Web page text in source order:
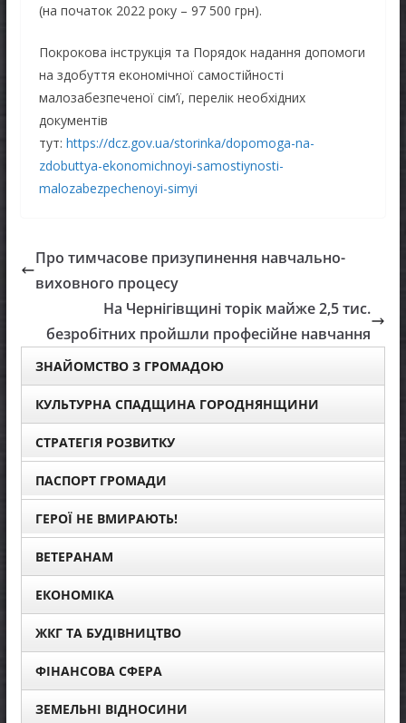
(на початок 2022 року – 97 500 грн).
Покрокова інструкція та Порядок надання допомоги
на здобуття економічної самостійності
малозабезпеченої сім’ї, перелік необхідних
документів
тут: https://dcz.gov.ua/storinka/dopomoga-na-
zdobuttya-ekonomichnoyi-samostiynosti-
malozabezpechenoyi-simyi
Про тимчасове призупинення навчально-
виховного процесу
На Чернігівщині торік майже 2,5 тис.
безробітних пройшли професійне навчання
ЗНАЙОМСТВО З ГРОМАДОЮ
КУЛЬТУРНА СПАДЩИНА ГОРОДНЯНЩИНИ
СТРАТЕГІЯ РОЗВИТКУ
ПАСПОРТ ГРОМАДИ
ГЕРОЇ НЕ ВМИРАЮТЬ!
ВЕТЕРАНАМ
ЕКОНОМІКА
ЖКГ ТА БУДІВНИЦТВО
ФІНАНСОВА СФЕРА
ЗЕМЕЛЬНІ ВІДНОСИНИ